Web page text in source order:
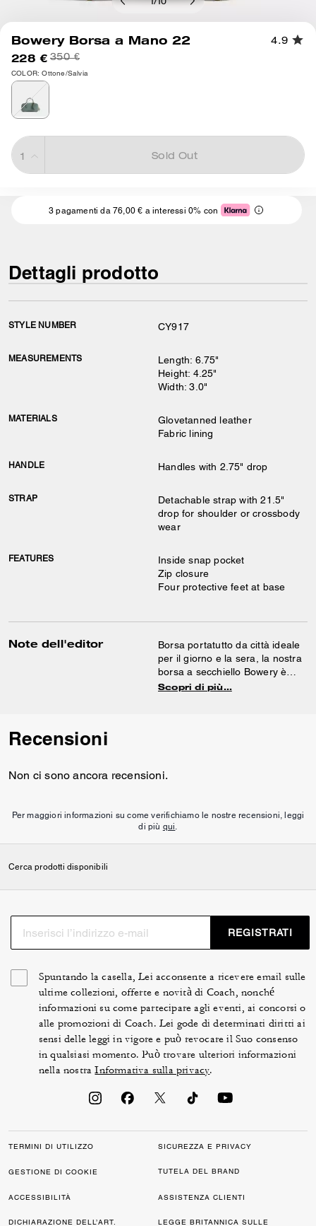
1/10
Bowery Borsa a Mano 22 4.9
228 € 350 €
COLOR: Ottone/Salvia
Sold Out
3 pagamenti da 76,00 € a interessi 0% con
Dettagli prodotto
STYLE NUMBER CY917
MEASUREMENTS
Length: 6.75"
Height: 4.25"
Width: 3.0"
MATERIALS
Glovetanned leather
Fabric lining
HANDLE Handles with 2.75" drop
STRAP
Detachable strap with 21.5"
drop for shoulder or crossbody
wear
FEATURES
Inside snap pocket
Zip closure
Four protective feet at base
Note dell'editor
Borsa portatutto da città ideale
per il giorno e la sera, la nostra
borsa a secchiello Bowery è
caratterizzata da un design
aprendosi consente di accedere
tenere in ordine i piccoli
accessori. Può essere portata a
mano grazie ai manici oppure
Scopri di più…
Recensioni
Non ci sono ancora recensioni.
Per maggiori informazioni su come verifichiamo le nostre recensioni, leggi
di più qui.
Cerca prodotti disponibili
REGISTRATI
Spuntando la casella, Lei acconsente a ricevere email sulle
ultime collezioni, offerte e novità di Coach, nonché
informazioni su come partecipare agli eventi, ai concorsi o
alle promozioni di Coach. Lei gode di determinati diritti ai
sensi delle leggi in vigore e può revocare il Suo consenso
in qualsiasi momento. Può trovare ulteriori informazioni
nella nostraInformativa sulla privacy.
TERMINI DI UTILIZZO SICUREZZA E PRIVACY
GESTIONE DI COOKIE TUTELA DEL BRAND
ACCESSIBILITÀ ASSISTENZA CLIENTI
DICHIARAZIONE DELL’ART.
LEGGE BRITANNICA SULLE